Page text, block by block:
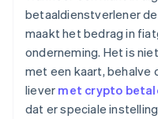
betaaldienstverlener
maakt het bedrag in
onderneming. Het is
met een kaart, behalve
liever met crypto
dat er speciale